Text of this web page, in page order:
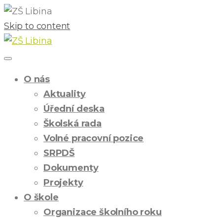
Skip to content
O nás
Aktuality
Úřední deska
Školská rada
Volné pracovní pozice
SRPDŠ
Dokumenty
Projekty
O škole
Organizace školního roku